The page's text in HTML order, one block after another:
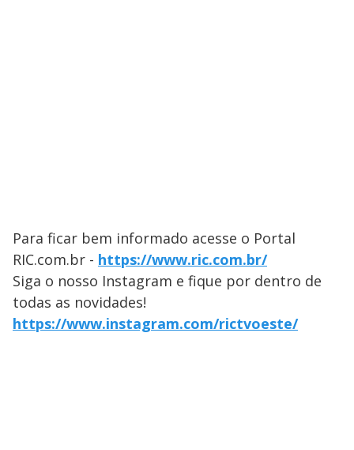
Para ficar bem informado acesse o Portal
RIC.com.br - https://www.ric.com.br/
Siga o nosso Instagram e fique por dentro de
todas as novidades!
https://www.instagram.com/rictvoeste/